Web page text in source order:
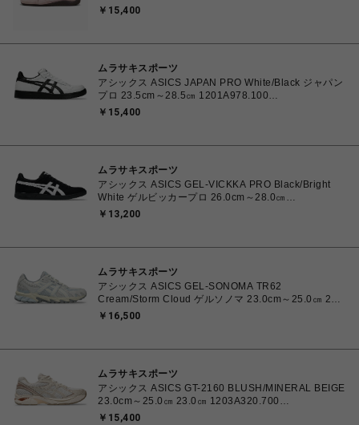
Chocolate Fondue 23.0cm～25.0㎝ 407673_03
￥15,400
ムラサキスポーツ
アシックス ASICS JAPAN PRO White/Black ジャパン
プロ 23.5cm～28.5㎝ 1201A978.100
4550457071079 メンズ レディース スニーカー スケ
￥15,400
ムラサキスポーツ
アシックス ASICS GEL-VICKKA PRO Black/Bright
White ゲルビッカープロ 26.0cm～28.0㎝
1201A486.006 4570158997553 メンズ スニーカー
￥13,200
ムラサキスポーツ
アシックス ASICS GEL-SONOMA TR62
Cream/Storm Cloud ゲルソノマ 23.0cm～25.0㎝ 23.0
㎝ 1203A734.102 4571633264412 ユニセックス ス
￥16,500
ムラサキスポーツ
アシックス ASICS GT-2160 BLUSH/MINERAL BEIGE
23.0cm～25.0㎝ 23.0㎝ 1203A320.700
4571633253669 レディース スニーカー スポーツスタ
￥15,400